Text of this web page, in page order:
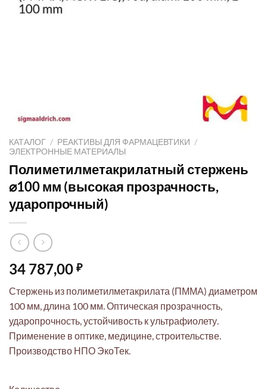
КАТАЛОГ / РЕАКТИВЫ ДЛЯ ФАРМАЦЕВТИКИ /
ЭЛЕКТРОННЫЕ МАТЕРИАЛЫ
Полиметилметакрилатный стержень
⌀100 мм (высокая прозрачность,
ударопрочный)
34 787,00 ₽
Стержень из полиметилметакрилата (ПММА) диаметром
100 мм, длина 100 мм. Оптическая прозрачность,
ударопрочность, устойчивость к ультрафиолету.
Применение в оптике, медицине, строительстве.
Производство НПО ЭкоТек.